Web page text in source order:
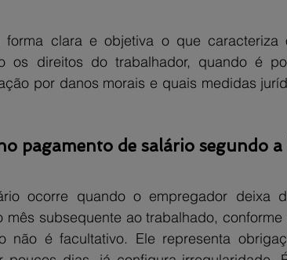
forma clara e objetiva o que caracteriza
os direitos do trabalhador, quando é
por danos morais e quais medidas
pagamento de salário segundo a
ocorre quando o empregador deixa
subsequente ao trabalhado,
não é facultativo. Ele representa